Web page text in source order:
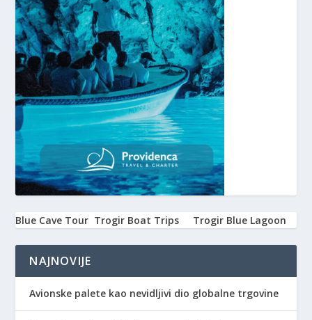
Blue Cave Tour Trogir Boat Trips Trogir Blue Lagoon
NAJNOVIJE
Avionske palete kao nevidljivi dio globalne trgovine